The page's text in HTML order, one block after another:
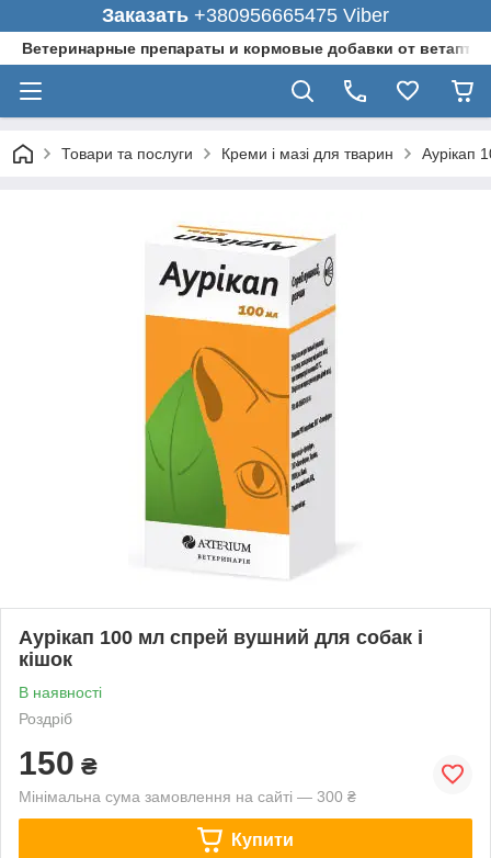
Заказать +380956665475 Viber
Ветеринарные препараты и кормовые добавки от
Товари та послуги Креми і мазі для тварин Аурікап
Аурікап 100 мл спрей вушний для собак і
кішок
В наявності
Роздріб
150 ₴
Мінімальна сума замовлення на сайті — 300 ₴
Купити